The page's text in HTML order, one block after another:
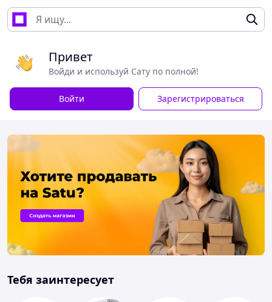
Привет
Войди и используй Сату по полной!
Войти Зарегистрироваться
Тебя заинтересует